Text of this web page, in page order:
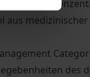
Bereich
medizinischer
des